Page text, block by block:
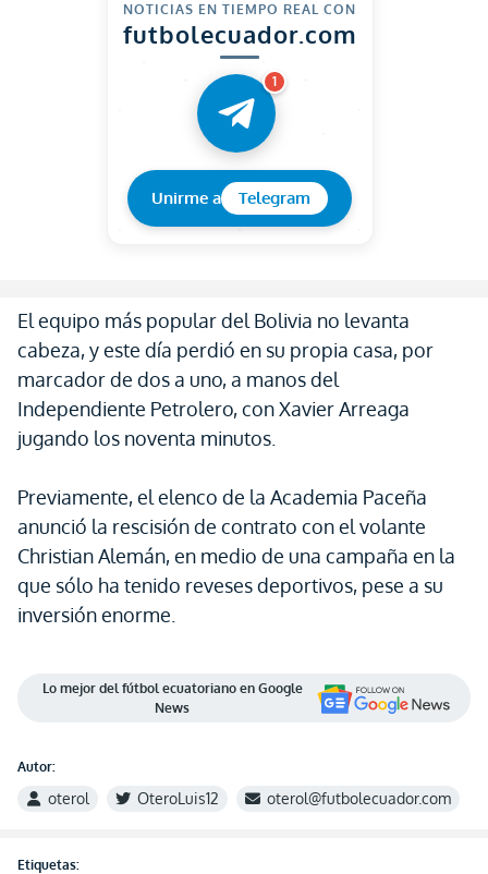
NOTICIAS EN TIEMPO REAL CON
futbolecuador.com
1
Unirme a Telegram
El equipo más popular del Bolivia no levanta
cabeza, y este día perdió en su propia casa, por
marcador de dos a uno, a manos del
Independiente Petrolero, con Xavier Arreaga
jugando los noventa minutos.
Previamente, el elenco de la Academia Paceña
anunció la rescisión de contrato con el volante
Christian Alemán, en medio de una campaña en la
que sólo ha tenido reveses deportivos, pese a su
inversión enorme.
Lo mejor del fútbol ecuatoriano en Google
News
Autor:
oterol OteroLuis12 oterol@futbolecuador.com
Etiquetas: